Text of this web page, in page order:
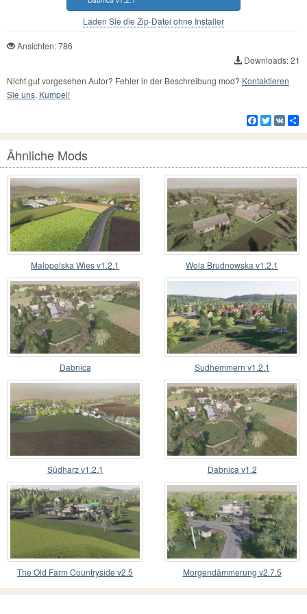
Laden Sie die Zip-Datei ohne Installer
Ansichten: 786
Downloads: 21
Nicht gut vorgesehen Autor? Fehler in der Beschreibung mod? Kontaktieren
Sie uns, Kumpel!
Facebook
Twitter
VK
Ähnliche Mods
Malopolska Wies v1.2.1 Wola Brudnowska v1.2.1
Dabnica Sudhemmern v1.2.1
Südharz v1.2.1 Dabnica v1.2
The Old Farm Countryside v2.5 Morgendämmerung v2.7.5